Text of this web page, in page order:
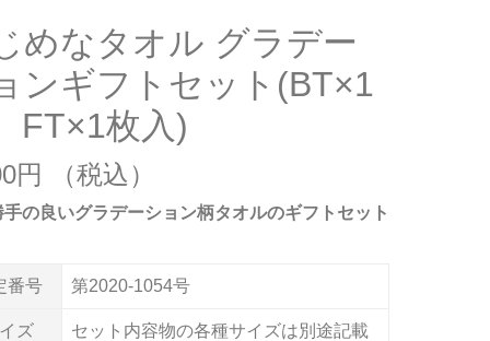
オーガニック タオルケット類
ギフトボックスその他
手の良いグラデーション柄タオルのギフトセット
めなタオル グラデー
ンギフトセット(BT×1
FT×1枚入)
円
番号 第2020-1054号
ズ セット内容物の各種サイズは別途記載